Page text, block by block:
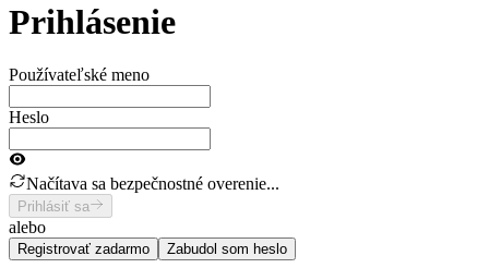
Prihlásenie
Používateľské meno
Heslo
Načítava sa bezpečnostné overenie...
Prihlásiť sa
alebo
Registrovať zadarmo Zabudol som heslo